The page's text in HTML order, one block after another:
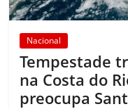
Nacional
Tempestade
na Costa do
preocupa